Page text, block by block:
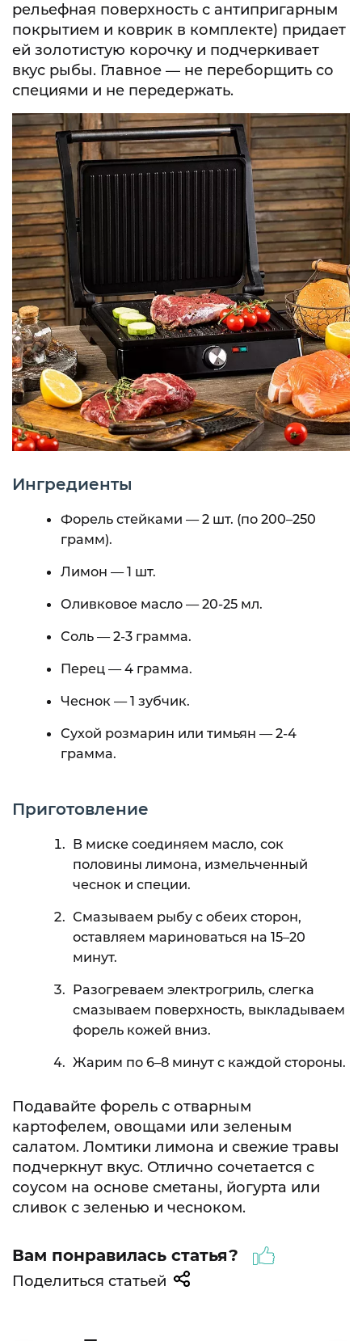
рельефная поверхность с антипригарным
покрытием и коврик в комплекте) придает
ей золотистую корочку и подчеркивает
вкус рыбы. Главное — не переборщить со
специями и не передержать.
Ингредиенты
Форель стейками — 2 шт. (по 200–250
грамм).
Лимон — 1 шт.
Оливковое масло — 20-25 мл.
Соль — 2-3 грамма.
Перец — 4 грамма.
Чеснок — 1 зубчик.
Сухой розмарин или тимьян — 2-4
грамма.
Приготовление
В миске соединяем масло, сок
половины лимона, измельченный
чеснок и специи.
Смазываем рыбу с обеих сторон,
оставляем мариноваться на 15–20
минут.
Разогреваем электрогриль, слегка
смазываем поверхность, выкладываем
форель кожей вниз.
Жарим по 6–8 минут с каждой стороны.
Подавайте форель с отварным
картофелем, овощами или зеленым
салатом. Ломтики лимона и свежие травы
подчеркнут вкус. Отлично сочетается с
соусом на основе сметаны, йогурта или
сливок с зеленью и чесноком.
Вам понравилась статья?
Поделиться статьей